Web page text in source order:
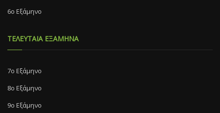
6ο Εξάμηνο
ΤΕΛΕΥΤΑΙΑ ΕΞΑΜΗΝΑ
7o Eξάμηνο
8o Eξάμηνο
9ο Εξάμηνο